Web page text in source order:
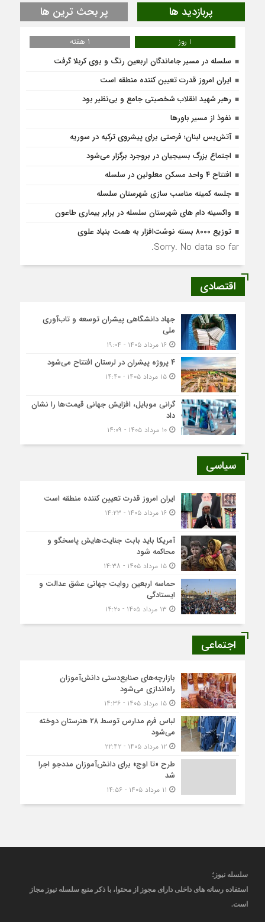
پربازدید ها پر بحث ترین ها
1 روز
1 هفته
سلسله در مسیر جاماندگان اربعین رنگ و بوی کربلا گرفت
ایران امروز قدرت تعیین کننده منطقه است
رهبر شهید انقلاب شخصیتی جامع و بی‌نظیر بود
نفوذ از مسیر باورها
آتش‌بس لبنان؛ فرصتی برای پیشروی ترکیه در سوریه
اجتماع بزرگ بسیجیان در بروجرد برگزار می‌شود
افتتاح ۴ واحد مسکن معلولین در سلسله
جلسه کمیته مناسب سازی شهرستان سلسله
واکسینه دام های شهرستان سلسله در برابر بیماری طاعون
توزیع ۸۰۰۰ بسته نوشت‌افزار به همت بنیاد علوی
Sorry. No data so far.
اقتصادی
جهاد دانشگاهی پیشران توسعه و تاب‌آوری
ملی
۱۶ مرداد ۱۴۰۵ - ۱۹:۰۴
۴ پروژه پیشران در لرستان افتتاح می‌شود
۱۵ مرداد ۱۴۰۵ - ۱۴:۴۰
گرانی موبایل، افزایش جهانی قیمت‌ها را نشان
داد
۱۰ مرداد ۱۴۰۵ - ۱۴:۰۹
سیاسی
ایران امروز قدرت تعیین کننده منطقه است
۱۶ مرداد ۱۴۰۵ - ۱۴:۲۳
آمریکا باید بابت جنایت‌هایش پاسخگو و
محاکمه شود
۱۵ مرداد ۱۴۰۵ - ۱۴:۳۸
حماسه اربعین روایت جهانی عشق عدالت و
ایستادگی
اجتماعی
بازارچه‌های صنایع‌دستی دانش‌آموزان
راه‌اندازی می‌شود
۱۵ مرداد ۱۴۰۵ - ۱۴:۳۶
لباس فرم مدارس توسط ۲۸ هنرستان‌ دوخته
می‌شود
۱۲ مرداد ۱۴۰۵ - ۲۲:۴۲
طرح «تا اوج» برای دانش‌آموزان مددجو اجرا
شد
سلسله نیوز؛
استفاده رسانه های داخلی دارای مجوز از محتوا، با ذکر منبع سلسله نیوز مجاز
است.